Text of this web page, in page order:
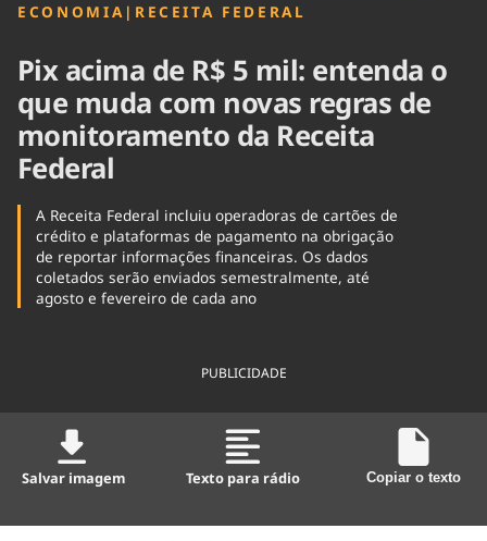
ECONOMIA | RECEITA FEDERAL
Pix acima de R$ 5 mil: entenda o
que muda com novas regras de
monitoramento da Receita
Federal
A Receita Federal incluiu operadoras de cartões de
crédito e plataformas de pagamento na obrigação
de reportar informações financeiras. Os dados
coletados serão enviados semestralmente, até
agosto e fevereiro de cada ano
PUBLICIDADE
Salvar imagem Texto para rádio Copiar o texto